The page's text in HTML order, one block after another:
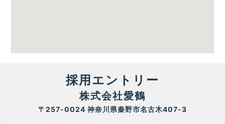
採用エントリー
株式会社愛鶴
〒257-0024 神奈川県秦野市名古木407-3